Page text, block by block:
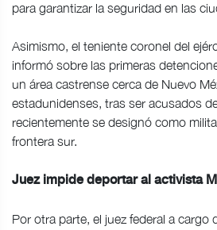
para garantizar la seguridad en las
Asimismo, el teniente coronel del
informó sobre las primeras
un área castrense cerca de Nuevo
estadunidenses, tras ser acusados
recientemente se designó como
frontera sur.
Juez impide deportar al activista
Por otra parte, el juez federal a cargo